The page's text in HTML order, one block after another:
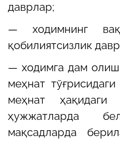
даврлар;
— ходимнинг
қобилиятсизлик
— ходимга дам олиш
меҳнат
меҳнат
ҳужжатларда
мақсадларда